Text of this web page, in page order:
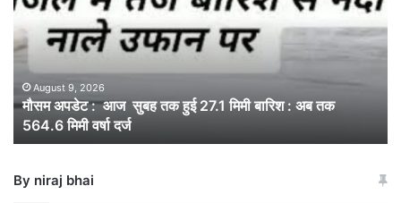
आज
सुबह
तक
27.1
मिमी
बारिश
:
तक
August 9, 2026
मौसम अपडेट : आज सुबह तक हुई 27.1 मिमी बारिश : अब तक
564.6 मिमी वर्षा दर्ज
By niraj bhai